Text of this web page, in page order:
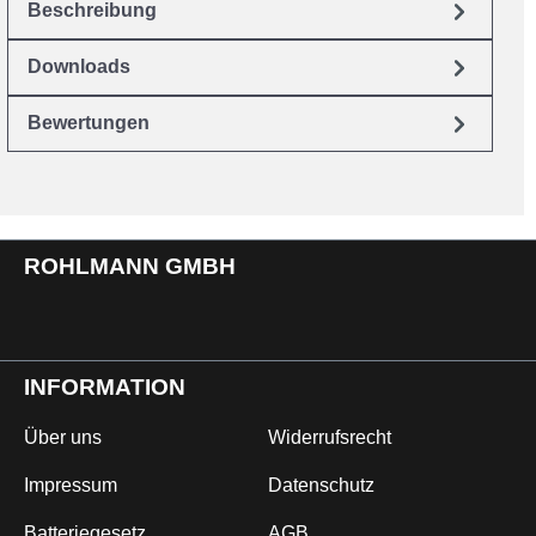
Beschreibung
Downloads
Bewertungen
ROHLMANN GMBH
INFORMATION
Über uns Widerrufsrecht
Impressum Datenschutz